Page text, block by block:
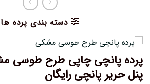
دسته بندی پرده ها
پرده پانچی چاپی طرح طوسی
پنل حریر پانچی رایگان